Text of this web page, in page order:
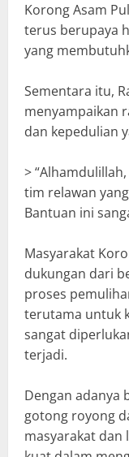
Korong Asam
terus berupaya
yang
Sementara itu,
menyampaikan
dan kepedulian
>
tim relawan
Bantuan ini
Masyarakat
dukungan dari
proses
terutama untuk
sangat
terjadi.
Dengan adanya
gotong royong
masyarakat dan